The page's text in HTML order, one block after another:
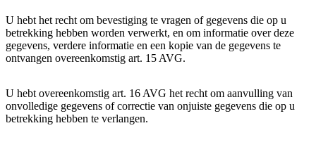
U hebt het recht om bevestiging te vragen of gegevens die op u
betrekking hebben worden verwerkt, en om informatie over deze
gegevens, verdere informatie en een kopie van de gegevens te
ontvangen overeenkomstig art. 15 AVG.
U hebt overeenkomstig art. 16 AVG het recht om aanvulling van
onvolledige gegevens of correctie van onjuiste gegevens die op u
betrekking hebben te verlangen.